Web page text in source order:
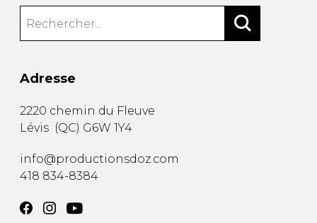
Adresse
2220 chemin du Fleuve
Lévis (QC) G6W 1Y4
info@productionsdoz.com
418 834-8384